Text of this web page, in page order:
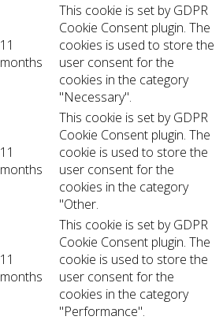
11
months
This cookie is set by GDPR
Cookie Consent plugin. The
cookies is used to store the
user consent for the
cookies in the category
"Necessary".
11
months
This cookie is set by GDPR
Cookie Consent plugin. The
cookie is used to store the
user consent for the
cookies in the category
"Other.
11
months
This cookie is set by GDPR
Cookie Consent plugin. The
cookie is used to store the
user consent for the
cookies in the category
"Performance".